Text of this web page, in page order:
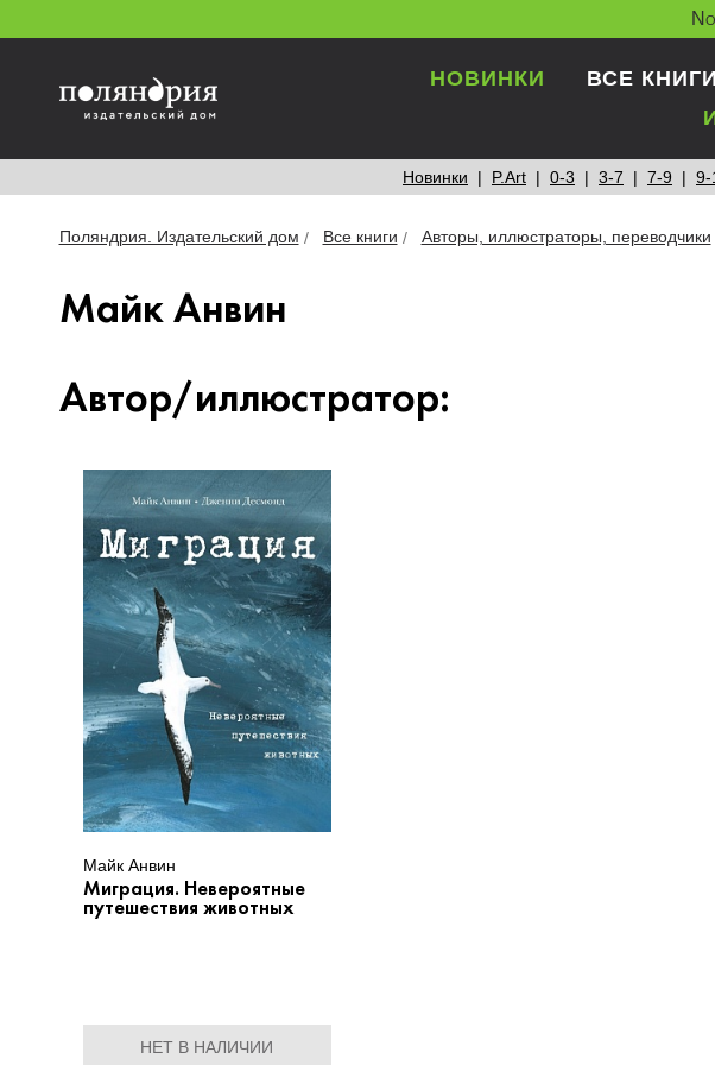
НОВИНКИ ВСЕ КНИГИ
Новинки P.Art 0-3 3-7 7-9 9-
Поляндрия. Издательский дом Все книги Авторы, иллюстраторы, переводчики
Майк Анвин
Автор/иллюстратор:
Майк Анвин
Миграция. Невероятные
путешествия животных
НЕТ В НАЛИЧИИ